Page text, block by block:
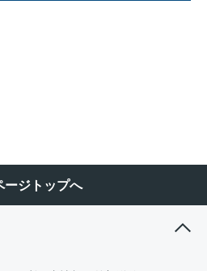
ージトップへ